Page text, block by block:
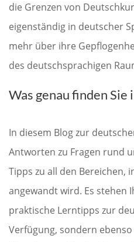
die Grenzen von
eigenständig in deutscher
mehr über ihre
des deutschsprachigen
Was genau finden Sie
In diesem Blog zur
Antworten zu Fragen rund
Tipps zu all den Bereichen,
angewandt wird. Es stehen
praktische Lerntipps zur
Verfügung, sondern